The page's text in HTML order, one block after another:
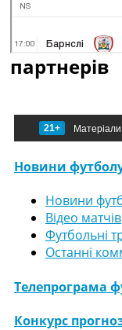
партнерів
21+
Новини
Новини
Відео матчів
Футбольні
Останні
Телепрограма
Конкурс